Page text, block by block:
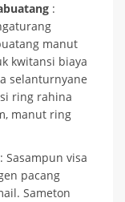
:
manut
kwitansi biaya
selanturnyane
ring rahina
manut ring
: Sasampun visa
pacang
Sameton